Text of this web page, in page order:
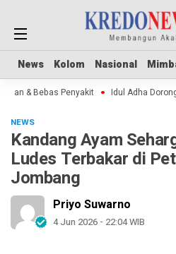
News Kolom Nasional
News Kolom Nasional
& Bebas Penyakit Idul Adha Dorong
NEWS
Kandang Ayam
Ludes Terbakar di
Jombang
Priyo Suwarno
4 Jun 2026 - 22:04 WIB